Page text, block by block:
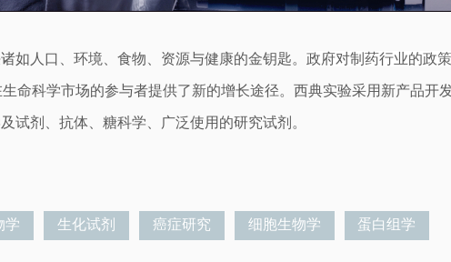
如人口、环境、食物、资源与健康的金钥匙。 政府对制药行业的政
命科学市场的参与者提供了新的增长途径。 西典实验采用新产品开
试剂、抗体 、糖科学 、广泛使用的研究试剂。
学 生化试剂 癌症研究 细胞生物学 蛋白组学